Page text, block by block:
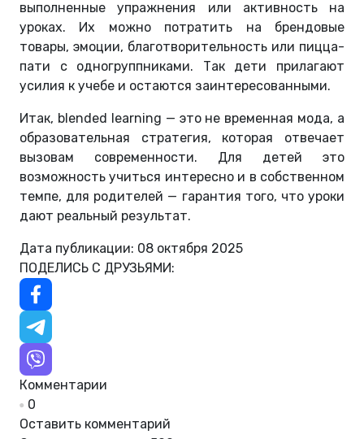
выполненные упражнения или активность на
уроках. Их можно потратить на брендовые
товары, эмоции, благотворительность или пицца-
пати с одногруппниками. Так дети прилагают
усилия к учебе и остаются заинтересованными.
Итак, blended learning — это не временная мода, а
образовательная стратегия, которая отвечает
вызовам современности. Для детей это
возможность учиться интересно и в собственном
темпе, для родителей — гарантия того, что уроки
дают реальный результат.
Дата публикации: 08 октября 2025
ПОДЕЛИСЬ С ДРУЗЬЯМИ:
Комментарии
0
Оставить комментарий